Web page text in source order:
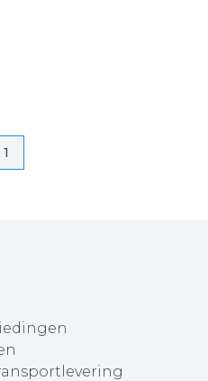
Pagina
Pagina
1